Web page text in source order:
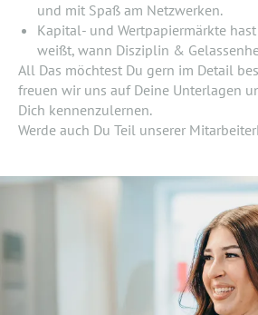
und mit Spaß am Netzwerken.
Kapital- und Wertpapiermärkte
weißt, wann Disziplin &
All Das möchtest Du gern im Detail
freuen wir uns auf Deine Unterlagen
Dich kennenzulernen.
Werde auch Du Teil unserer